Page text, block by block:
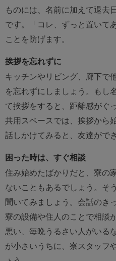
ものには、名前に加えて退去
です。「コレ、ずっと置いて
ことを防げます。
挨拶を忘れずに
キッチンやリビング、廊下で
を忘れずにしましょう。もし
て挨拶をすると、距離感がぐ
共用スペースでは、挨拶から
話しかけてみると、友達がで
困った時は、すぐ相談
住み始めたばかりだと、寮の
ないこともあるでしょう。そ
聞いてみましょう。会話のき
寮の設備や住人のことで相談
悪い、毎晩うるさい人がいる
が小さいうちに、寮スタッフ